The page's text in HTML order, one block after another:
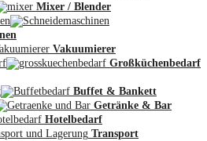
Mixer / Blender
Vakuumierer
Großküchenbedarf
Buffet & Bankett
Getränke & Bar
Hotelbedarf
Transport